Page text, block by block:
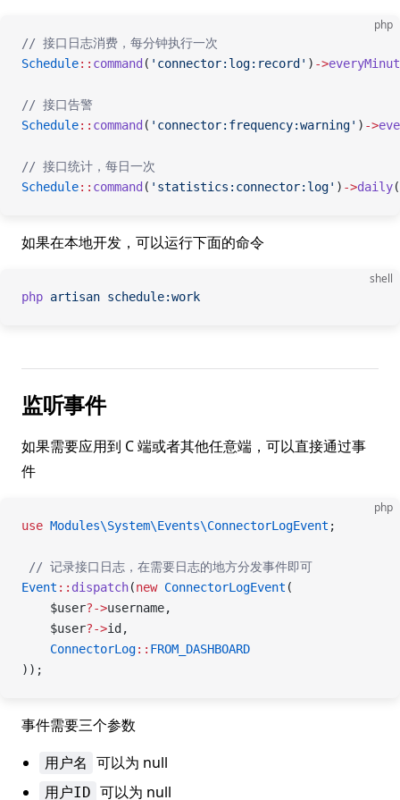
php
// 接口日志消费，每分钟执行一次
Schedule:: command ( 'connector:log:record' ) ->
// 接口告警
Schedule:: command ( 'connector:frequency:warning' ) ->
// 接口统计，每日一次
Schedule:: command ( 'statistics:connector:log' ) ->daily
如果在本地开发，可以运行下面的命令
shell
php artisan schedule:work
监听事件
如果需要应用到 C 端或者其他任意端，可以直接通过事
件
php
use Modules\System\Events\ConnectorLogEvent ;
// 记录接口日志，在需要日志的地方分发事件即可
Event :: dispatch(new ConnectorLogEvent (
    $user
?->username,
    $user
?->id,
    ConnectorLog
:: FROM_DASHBOARD
));
事件需要三个参数
用户名 可以为 null
用户ID 可以为 null